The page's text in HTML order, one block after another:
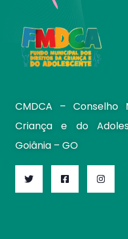
CMDCA – Conselho
Criança e do
Goiânia – GO